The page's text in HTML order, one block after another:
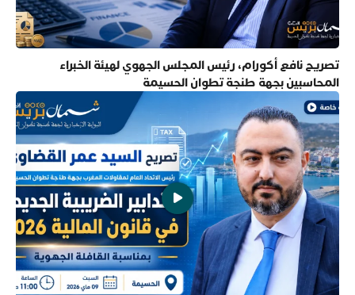
تصريح نافع أكورام، رئيس المجلس الجهوي لهيئة الخبراء
المحاسبين بجهة طنجة تطوان الحسيمة